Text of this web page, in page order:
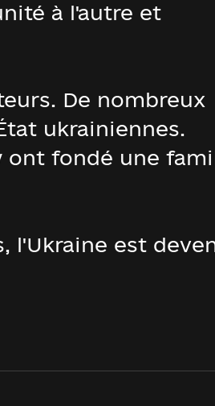
à l'autre et
De nombreux
ukrainiennes.
ont fondé une
l'Ukraine est